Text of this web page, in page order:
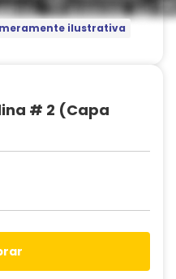
ilustrativa
# 2 (Capa